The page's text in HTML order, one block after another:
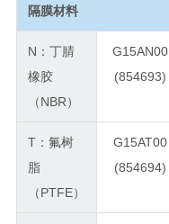
隔膜材料
N：丁腈
橡胶
（NBR）
G15AN00
(854693)
T：氟树
脂
（PTFE）
G15AT00
(854694)